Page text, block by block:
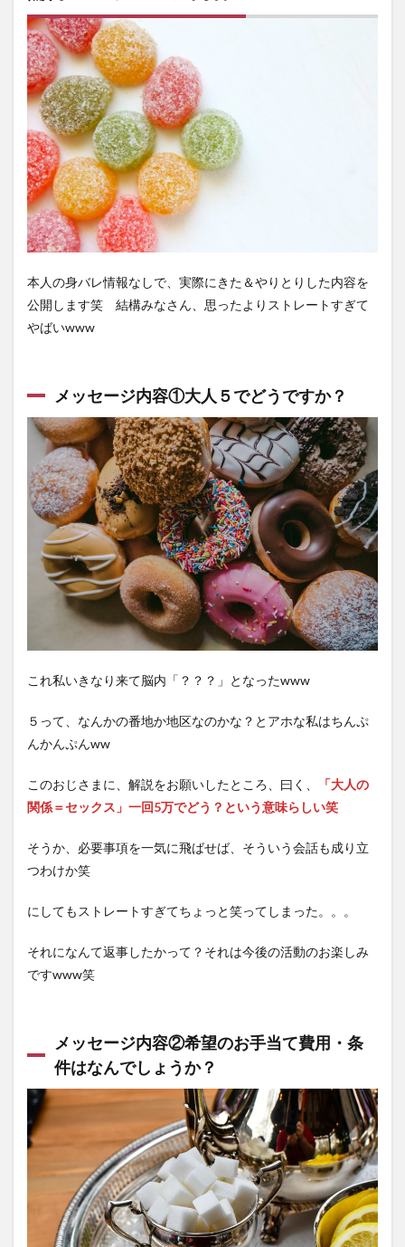
容⑥
芸能
人で
は誰
に似
てる
と言
われ
ます
か？
3.7
メッ
セー
ジ内
土曜
の昼
間ホ
テル
すw
4
ここ
まで
のま
とめ
本人の身バレ情報なしで、実際にきた＆やりとりした内容を
公開します笑 結構みなさん、思ったよりストレートすぎて
やばいwww
メッセージ内容①大人５でどうですか？
これ私いきなり来て脳内「？？？」となったwww
５って、なんかの番地か地区なのかな？とアホな私はちんぷ
んかんぷんww
このおじさまに、解説をお願いしたところ、曰く、
「大人の
関係＝セックス」一回5万でどう？という意味らしい笑
そうか、必要事項を一気に飛ばせば、そういう会話も成り立
つわけか笑
にしてもストレートすぎてちょっと笑ってしまった。。。
それになんて返事したかって？それは今後の活動のお楽しみ
ですwww笑
メッセージ内容②希望のお手当て費用・条
件はなんでしょうか？